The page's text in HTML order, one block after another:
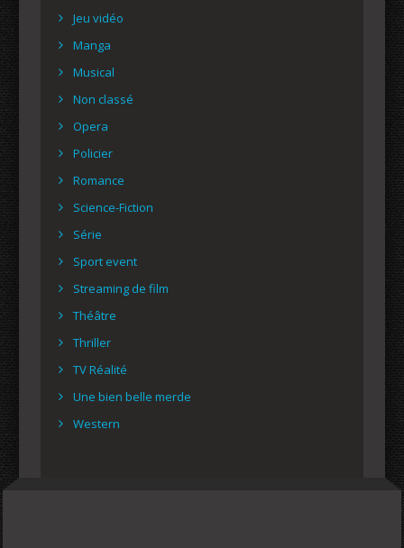
Jeu vidéo
Manga
Musical
Non classé
Opera
Policier
Romance
Science-Fiction
Série
Sport event
Streaming de film
Théâtre
Thriller
TV Réalité
Une bien belle merde
Western